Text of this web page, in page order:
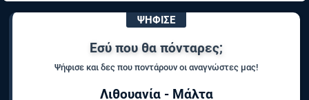
ΨΗΦΙΣΕ
Εσύ που θα πόνταρες;
Ψήφισε και δες που ποντάρουν οι αναγνώστες μας!
Λιθουανία - Μάλτα